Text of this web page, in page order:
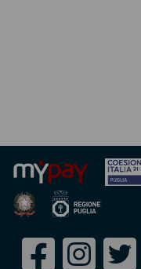
Seguici
Facebook